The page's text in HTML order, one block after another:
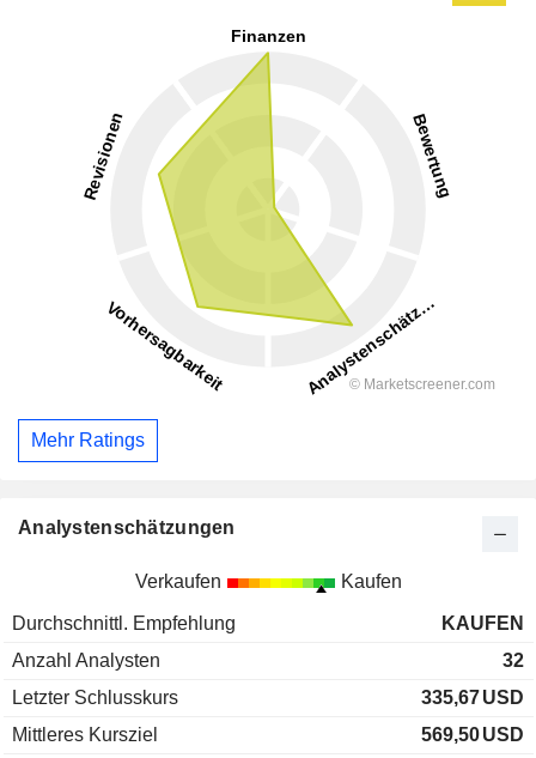
Mehr Ratings
Analystenschätzungen
Verkaufen Kaufen
Durchschnittl. Empfehlung
KAUFEN
Anzahl Analysten
32
Letzter Schlusskurs
335,67USD
Mittleres Kursziel
569,50USD